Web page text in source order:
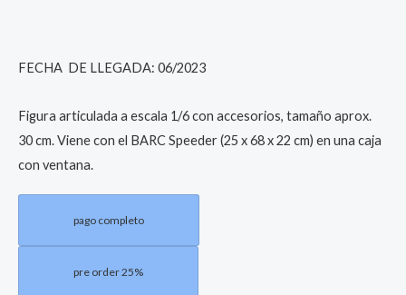
FECHA DE LLEGADA: 06/2023
Figura articulada a escala 1/6 con accesorios, tamaño aprox.
30 cm. Viene con el BARC Speeder (25 x 68 x 22 cm) en una caja
con ventana.
pago completo
pre order 25%